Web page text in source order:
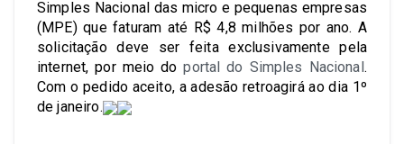
Simples Nacional das micro e pequenas empresas
(MPE) que faturam até R$ 4,8 milhões por ano. A
solicitação deve ser feita exclusivamente pela
internet, por meio doportal do Simples Nacional.
Com o pedido aceito, a adesão retroagirá ao dia 1º
de janeiro.